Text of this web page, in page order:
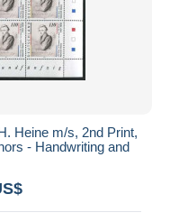
Heine m/s, 2nd Print,
- Handwriting and